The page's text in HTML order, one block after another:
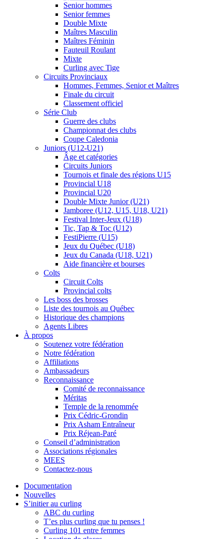
Senior hommes
Senior femmes
Double Mixte
Maîtres Masculin
Maîtres Féminin
Fauteuil Roulant
Mixte
Curling avec Tige
Circuits Provinciaux
Hommes, Femmes, Senior et Maîtres
Finale du circuit
Classement officiel
Série Club
Guerre des clubs
Championnat des clubs
Coupe Caledonia
Juniors (U12-U21)
Âge et catégories
Circuits Juniors
Tournois et finale des régions U15
Provincial U18
Provincial U20
Double Mixte Junior (U21)
Jamboree (U12, U15, U18, U21)
Festival Inter-Jeux (U18)
Tic, Tap & Toc (U12)
FestiPierre (U15)
Jeux du Québec (U18)
Jeux du Canada (U18, U21)
Aide financière et bourses
Colts
Circuit Colts
Provincial colts
Les boss des brosses
Liste des tournois au Québec
Historique des champions
Agents Libres
À propos
Soutenez votre fédération
Notre fédération
Affiliations
Ambassadeurs
Reconnaissance
Comité de reconnaissance
Méritas
Temple de la renommée
Prix Cédric-Grondin
Prix Asham Entraîneur
Prix Réjean-Paré
Conseil d’administration
Associations régionales
MEES
Contactez-nous
Documentation
Nouvelles
S’initier au curling
ABC du curling
T’es plus curling que tu penses !
Curling 101 entre femmes